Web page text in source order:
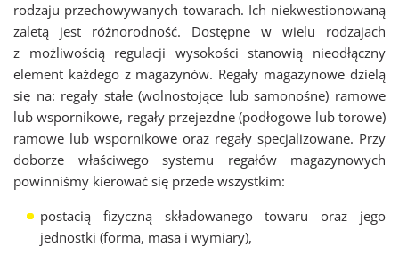
rodzaju przechowywanych towarach. Ich niekwestionowaną
zaletą jest różnorodność. Dostępne w wielu rodzajach
z możliwością regulacji wysokości stanowią nieodłączny
element każdego z magazynów. Regały magazynowe dzielą
się na: regały stałe (wolnostojące lub samonośne) ramowe
lub wspornikowe, regały przejezdne (podłogowe lub torowe)
ramowe lub wspornikowe oraz regały specjalizowane. Przy
doborze właściwego systemu regałów magazynowych
powinniśmy kierować się przede wszystkim:
postacią fizyczną składowanego towaru oraz jego
jednostki (forma, masa i wymiary),